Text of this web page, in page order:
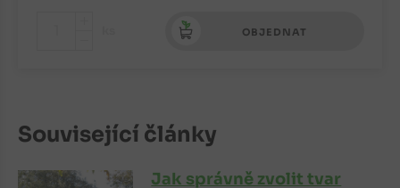
OBJEDNAT
Související články
Jak správně zvolit tvar